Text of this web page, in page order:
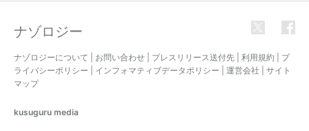
ナゾロジー
ナゾロジーについて お問い合わせ プレスリリース送付先 利用規約
プ
ライバシーポリシー
インフォマティブデータポリシー 運営会社
サイト
マップ
kusuguru media